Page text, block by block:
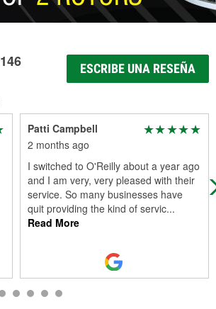
ESCRIBE UNA RESEÑA
Patti Campbell
2 months ago
I switched to O'Reilly about a year ago
and I am very, very pleased with their
service. So many businesses have
quit providing the kind of servic...
Read More